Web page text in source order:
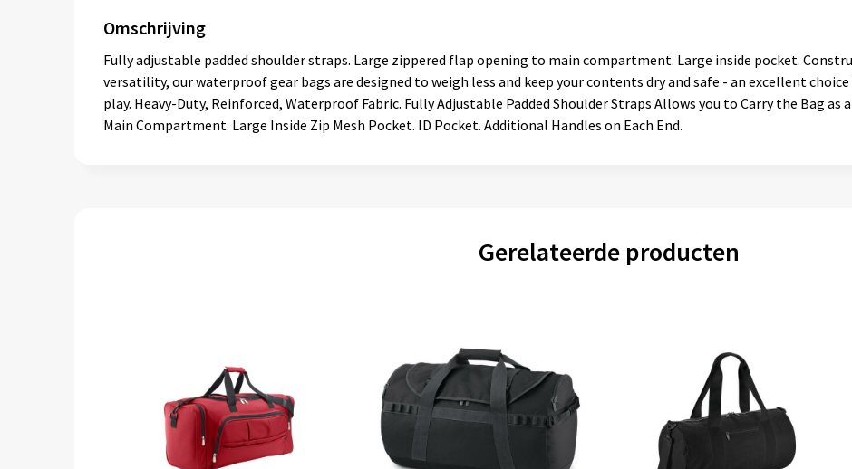
Omschrijving
Fully adjustable padded shoulder straps. Large zippered flap opening to main compartment. Large inside pocket.
versatility, our waterproof gear bags are designed to weigh less and keep your contents dry and safe - an excellent
play. Heavy-Duty, Reinforced, Waterproof Fabric. Fully Adjustable Padded Shoulder Straps Allows you to Carry the Bag as
Main Compartment. Large Inside Zip Mesh Pocket. ID Pocket. Additional Handles on Each End.
Gerelateerde producten